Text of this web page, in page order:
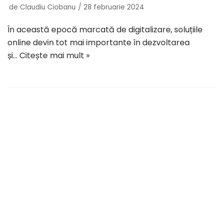
de Claudiu Ciobanu 28 februarie 2024
În această epocă marcată de digitalizare, soluțiile
online devin tot mai importante în dezvoltarea
și… Citește mai mult »